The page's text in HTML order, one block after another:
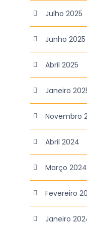
Julho 2025
Junho 2025
Abril 2025
Janeiro
Novembro
Abril 2024
Março 2024
Fevereiro
Janeiro